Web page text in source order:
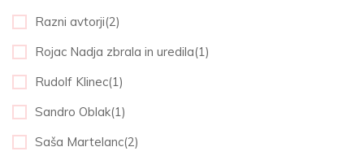
Razni avtorji(2)
Rojac Nadja zbrala in uredila(1)
Rudolf Klinec(1)
Sandro Oblak(1)
Saša Martelanc(2)